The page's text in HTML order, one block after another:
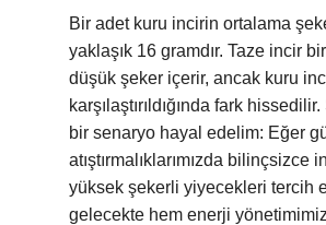
Bir adet kuru incirin ortalama
yaklaşık 16 gramdır. Taze incir
düşük şeker içerir, ancak kuru
karşılaştırıldığında fark
bir senaryo hayal edelim: Eğer
atıştırmalıklarımızda bilinçsizce
yüksek şekerli yiyecekleri tercih
gelecekte hem enerji